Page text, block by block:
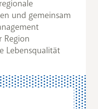
und gemeinsam
Region
Lebensqualität